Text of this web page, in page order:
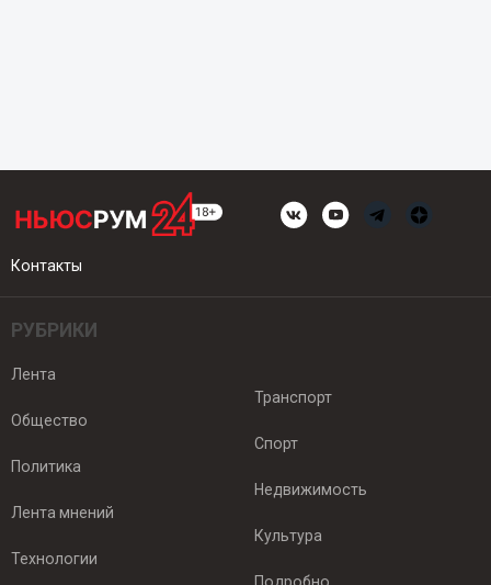
Контакты
РУБРИКИ
Лента
Общество
Политика
Лента мнений
Технологии
Транспорт
Спорт
Недвижимость
Культура